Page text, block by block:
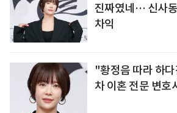
진짜였네… 신사
차익
"황정음 따라 하
차 이혼 전문 변호